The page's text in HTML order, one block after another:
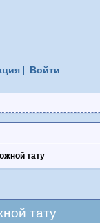
Войти
тату
тату